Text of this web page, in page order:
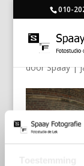
010-
130
doorSpaay|